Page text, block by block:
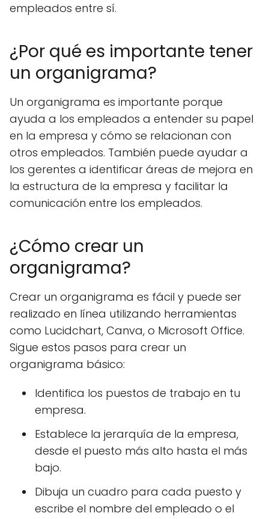
empleados entre sí.
¿Por qué es importante tener
un organigrama?
Un organigrama es importante porque
ayuda a los empleados a entender su papel
en la empresa y cómo se relacionan con
otros empleados. También puede ayudar a
los gerentes a identificar áreas de mejora en
la estructura de la empresa y facilitar la
comunicación entre los empleados.
¿Cómo crear un
organigrama?
Crear un organigrama es fácil y puede ser
realizado en línea utilizando herramientas
como Lucidchart, Canva, o Microsoft Office.
Sigue estos pasos para crear un
organigrama básico:
Identifica los puestos de trabajo en tu
empresa.
Establece la jerarquía de la empresa,
desde el puesto más alto hasta el más
bajo.
Dibuja un cuadro para cada puesto y
escribe el nombre del empleado o el